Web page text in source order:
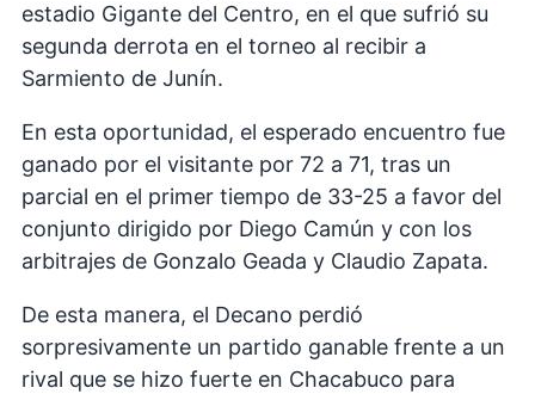
estadio Gigante del Centro, en el que sufrió su
segunda derrota en el torneo al recibir a
Sarmiento de Junín.
En esta oportunidad, el esperado encuentro fue
ganado por el visitante por 72 a 71, tras un
parcial en el primer tiempo de 33-25 a favor del
conjunto dirigido por Diego Camún y con los
arbitrajes de Gonzalo Geada y Claudio Zapata.
De esta manera, el Decano perdió
sorpresivamente un partido ganable frente a un
rival que se hizo fuerte en Chacabuco para